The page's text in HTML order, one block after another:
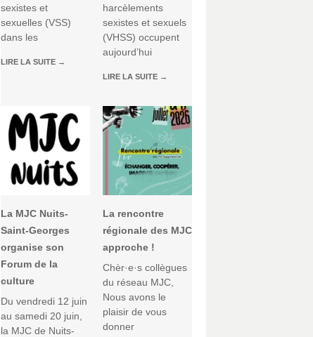
sexistes et
sexuelles (VSS)
dans les
LIRE LA SUITE →
harcèlements
sexistes et sexuels
(VHSS) occupent
aujourd’hui
LIRE LA SUITE →
La MJC Nuits-
Saint-Georges
organise son
Forum de la
culture
Du vendredi 12 juin
au samedi 20 juin,
la MJC de Nuits-
La rencontre
régionale des MJC
approche !
Chèr·e·s collègues
du réseau MJC,
Nous avons le
plaisir de vous
donner